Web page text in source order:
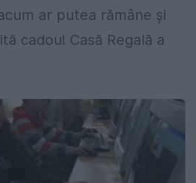
ar putea rămâne şi
cadou! Casă Regală a